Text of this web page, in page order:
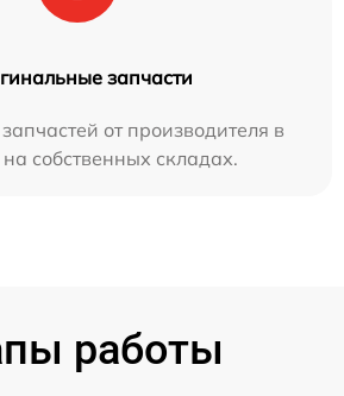
запчасти
от производителя в
собственных складах.
работы